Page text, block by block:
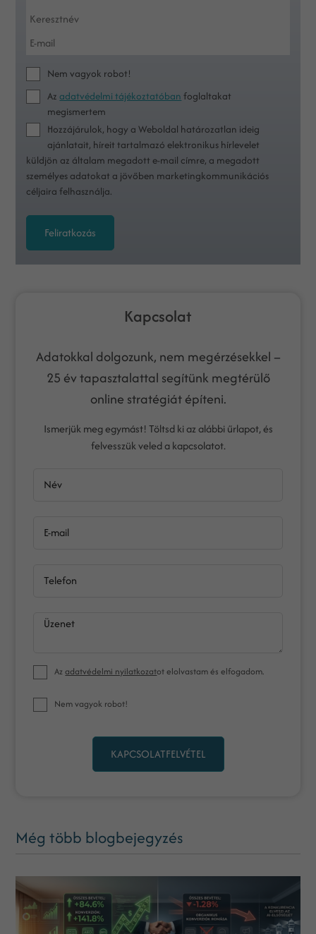
Nem vagyok robot!
Azadatvédelmi tájékoztatóban foglaltakat
megismertem
Hozzájárulok, hogy a Weboldal határozatlan ideig
ajánlatait, híreit tartalmazó elektronikus hírlevelet
küldjön az általam megadott e-mail címre, a megadott
személyes adatokat a jövőben marketingkommunikációs
céljaira felhasználja.
Feliratkozás
Kapcsolat
Adatokkal dolgozunk, nem megérzésekkel –
25 év tapasztalattal segítünk megtérülő
online stratégiát építeni.
Ismerjük meg egymást! Töltsd ki az alábbi űrlapot, és
felvesszük veled a kapcsolatot.
Név
E-mail
Telefon
Üzenet
Azadatvédelmi nyilatkozatot elolvastam és elfogadom.
Nem vagyok robot!
KAPCSOLATFELVÉTEL
Még több blogbejegyzés